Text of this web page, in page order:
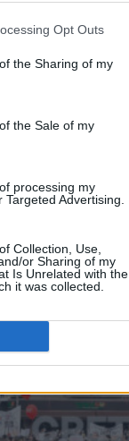
Opt Outs
the Sharing of my
the Sale of my
processing my
Advertising.
Collection, Use,
or Sharing of my
Is Unrelated with the
it was collected.